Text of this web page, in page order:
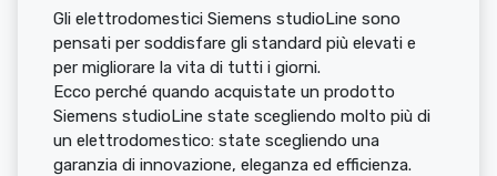
Gli elettrodomestici Siemens studioLine sono
pensati per soddisfare gli standard più elevati e
per migliorare la vita di tutti i giorni.
Ecco perché quando acquistate un prodotto
Siemens studioLine state scegliendo molto più di
un elettrodomestico: state scegliendo una
garanzia di innovazione, eleganza ed efficienza.